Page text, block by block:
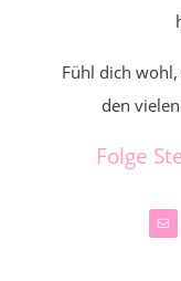
Fühl dich
den
Folge